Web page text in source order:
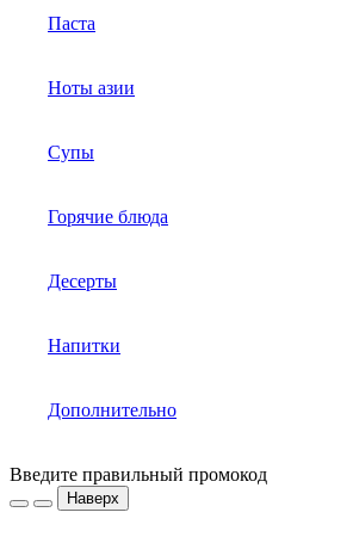
Паста
Ноты азии
Супы
Горячие блюда
Десерты
Напитки
Дополнительно
Введите правильный промокод
Наверх